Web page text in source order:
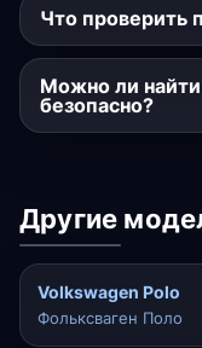
Что проверить
Можно ли
безопасно?
Другие
Volkswagen Polo
Фольксваген Поло